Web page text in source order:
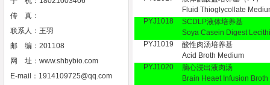
传 真：
联系人：王羽
邮 编：201108
网 址： www.shbybio.com
E-mail： 1914109725@qq.com
Fluid Thioglycollate
PYJ1018
SCDLP液体培养基
Soya Casein Digest
PYJ1019
酸性肉汤培养基
Acid Broth Medium
PYJ1020
脑心浸出液肉汤
Brain Heaet Infusion Broth